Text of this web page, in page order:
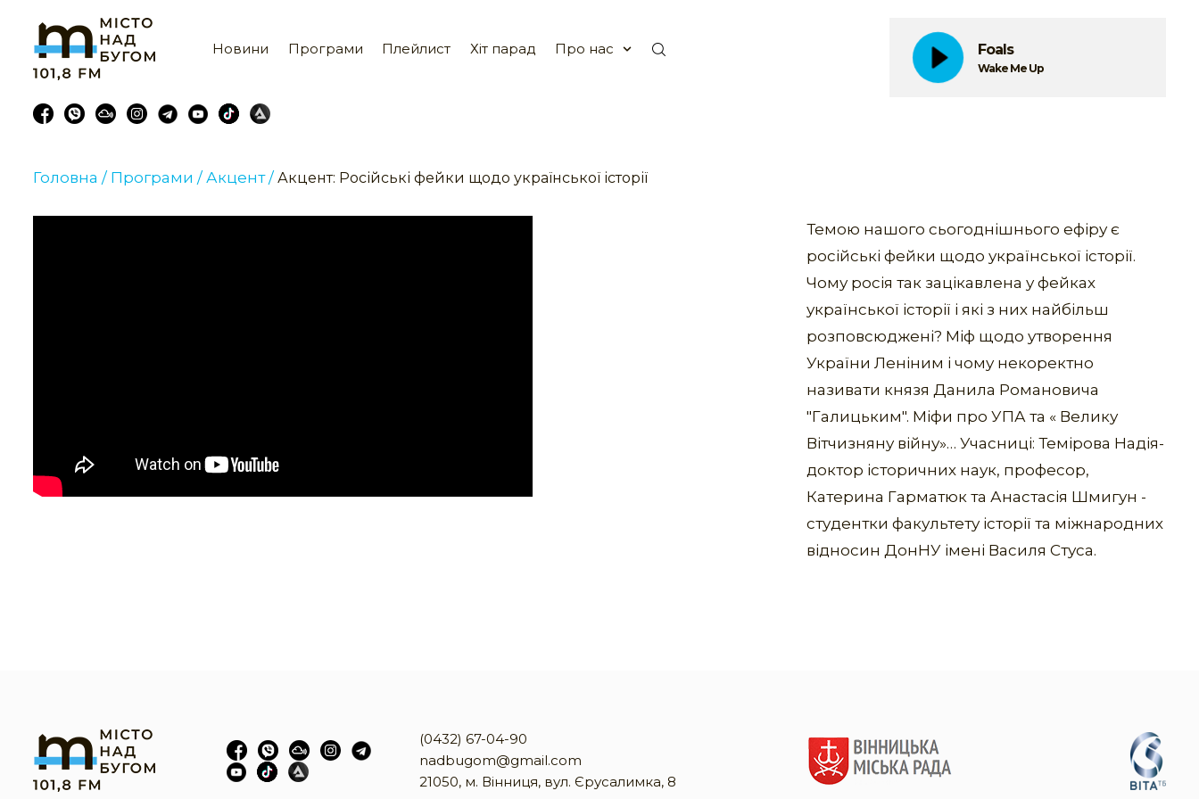
Новини Програми Плейлист Хіт парад Про нас Foals
Wake Me Up
Головна / Програми / Акцент / Акцент: Російські фейки щодо української історії
Темою нашого сьогоднішнього ефіру є
російські фейки щодо української історії.
Чому росія так зацікавлена у фейках
української історії і які з них найбільш
розповсюджені? Міф щодо утворення
України Леніним і чому некоректно
називати князя Данила Романовича
"Галицьким". Міфи про УПА та « Велику
Вітчизняну війну»… Учасниці: Темірова Надія-
доктор історичних наук, професор,
Катерина Гарматюк та Анастасія Шмигун -
студентки факультету історії та міжнародних
відносин ДонНУ імені Василя Стуса.
(0432) 67-04-90
nadbugom@gmail.com
21050, м. Вінниця, вул. Єрусалимка, 8